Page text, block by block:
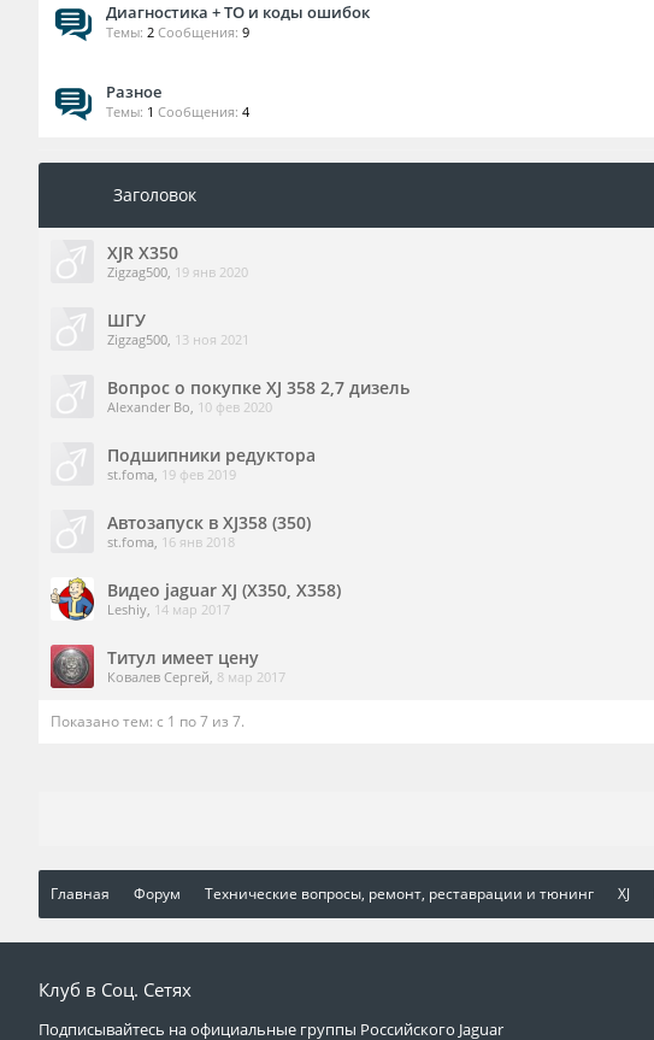
Диагностика + ТО и коды ошибок
Темы: 2 Сообщения: 9
Разное
Темы: 1 Сообщения: 4
Заголовок
XJR X350
Zigzag500, 19 янв 2020
ШГУ
Zigzag500, 13 ноя 2021
Вопрос о покупке XJ 358 2,7 дизель
Alexander Bo, 10 фев 2020
Подшипники редуктора
st.foma, 19 фев 2019
Автозапуск в XJ358 (350)
st.foma, 16 янв 2018
Видео jaguar XJ (X350, X358)
Leshiy, 14 мар 2017
Титул имеет цену
Ковалев Сергей, 8 мар 2017
Показано тем: с 1 по 7 из 7.
Главная Форум Технические вопросы, ремонт, реставрации и тюнинг XJ
Клуб в Соц. Сетях
Подписывайтесь на официальные группы Российского Jaguar